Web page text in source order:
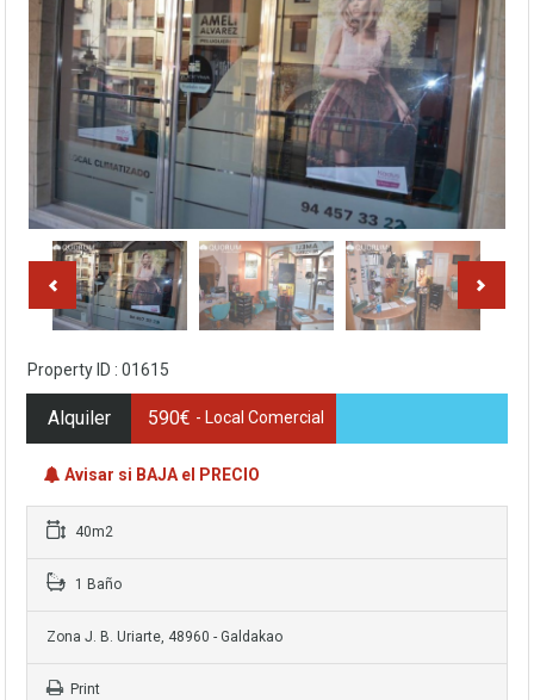
Property ID : 01615
Alquiler 590€ - Local Comercial
Avisar si BAJA el PRECIO
40m2
1 Baño
Zona J. B. Uriarte, 48960 - Galdakao
Print